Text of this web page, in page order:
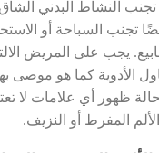
النشاط البدني الشاق
تجنب السباحة أو
تصل إلى 6 أسابيع. يجب على المريض
الأدوية كما هو موصى
ظهور أي علامات لا
المفرط أو النزيف.